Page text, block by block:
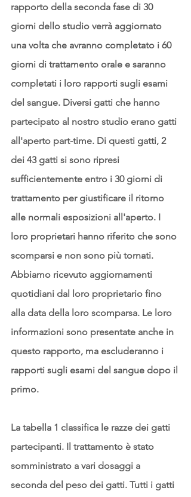
rapporto della seconda fase di 30
giorni dello studio verrà aggiornato
una volta che avranno completato i 60
giorni di trattamento orale e saranno
completati i loro rapporti sugli esami
del sangue. Diversi gatti che hanno
partecipato al nostro studio erano gatti
all'aperto part-time. Di questi gatti, 2
dei 43 gatti si sono ripresi
sufficientemente entro i 30 giorni di
trattamento per giustificare il ritorno
alle normali esposizioni all'aperto. I
loro proprietari hanno riferito che sono
scomparsi e non sono più tornati.
Abbiamo ricevuto aggiornamenti
quotidiani dal loro proprietario fino
alla data della loro scomparsa. Le loro
informazioni sono presentate anche in
questo rapporto, ma escluderanno i
rapporti sugli esami del sangue dopo il
primo.
La tabella 1 classifica le razze dei gatti
partecipanti. Il trattamento è stato
somministrato a vari dosaggi a
seconda del peso dei gatti. Tutti i gatti